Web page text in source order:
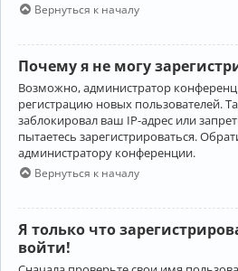
Вернуться к началу
Почему я не могу
Возможно, администратор
регистрацию новых пользователей.
заблокировал ваш IP-адрес или
пытаетесь зарегистрироваться.
администратору конференции.
Вернуться к началу
Я только что
войти!